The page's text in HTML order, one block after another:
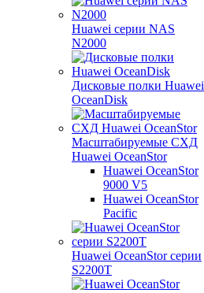
Huawei серии NAS
N2000
Дисковые полки Huawei
OceanDisk
Масштабируемые СХД
Huawei OceanStor
Huawei OceanStor
9000 V5
Huawei OceanStor
Pacific
Huawei OceanStor серии
S2200T